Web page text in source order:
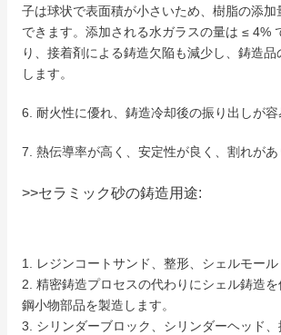
子は球状で表面積が小さいため、樹脂の添
できます。 添加される水ガラスの量は ≤ 4%
り、接着剤による鋳造欠陥も減少し、鋳造品
します。
6. 耐火性に優れ、鋳造冷却後の振り出しが容
7. 熱伝導率が高く、安定性が良く、割れがあ
>>セラミック砂の鋳造用途:
1. レジンコートサンド、整形、シェルモール
2. 精密鋳造プロセスの代わりにシェル鋳造
鋼小物部品を製造します。
3. シリンダーブロック、シリンダーヘッド